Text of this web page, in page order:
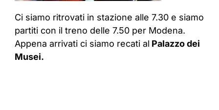
Ci siamo ritrovati in stazione alle 7.30 e siamo
partiti con il treno delle 7.50 per Modena.
Appena arrivati ci siamo recati al Palazzo dei
Musei.